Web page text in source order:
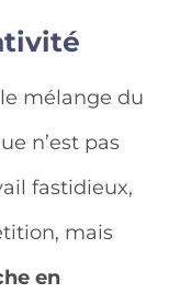
mélange du
n’est pas
fastidieux,
mais
en